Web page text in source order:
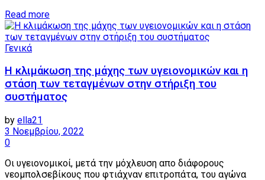
Read moreDetails
Γενικά
Η κλιμάκωση της μάχης των υγειονομικών και η
στάση των τεταγμένων στην στήριξη του
συστήματος
by ella21
3 Νοεμβρίου, 2022
0
Οι υγειονομικοί, μετά την μόχλευση απο διάφορους
νεομπολσεβίκους που φτιάχναν επιτροπάτα, του αγώνα